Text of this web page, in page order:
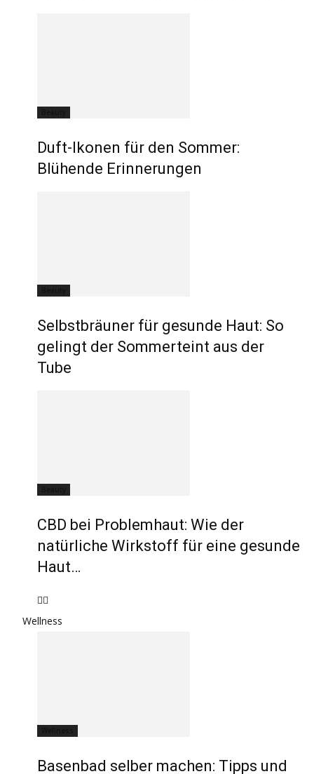
Duft-Ikonen für den Sommer:
Blühende Erinnerungen
Selbstbräuner für gesunde Haut: So
gelingt der Sommerteint aus der
Tube
CBD bei Problemhaut: Wie der
natürliche Wirkstoff für eine gesunde
Haut…
Wellness
Basenbad selber machen: Tipps und